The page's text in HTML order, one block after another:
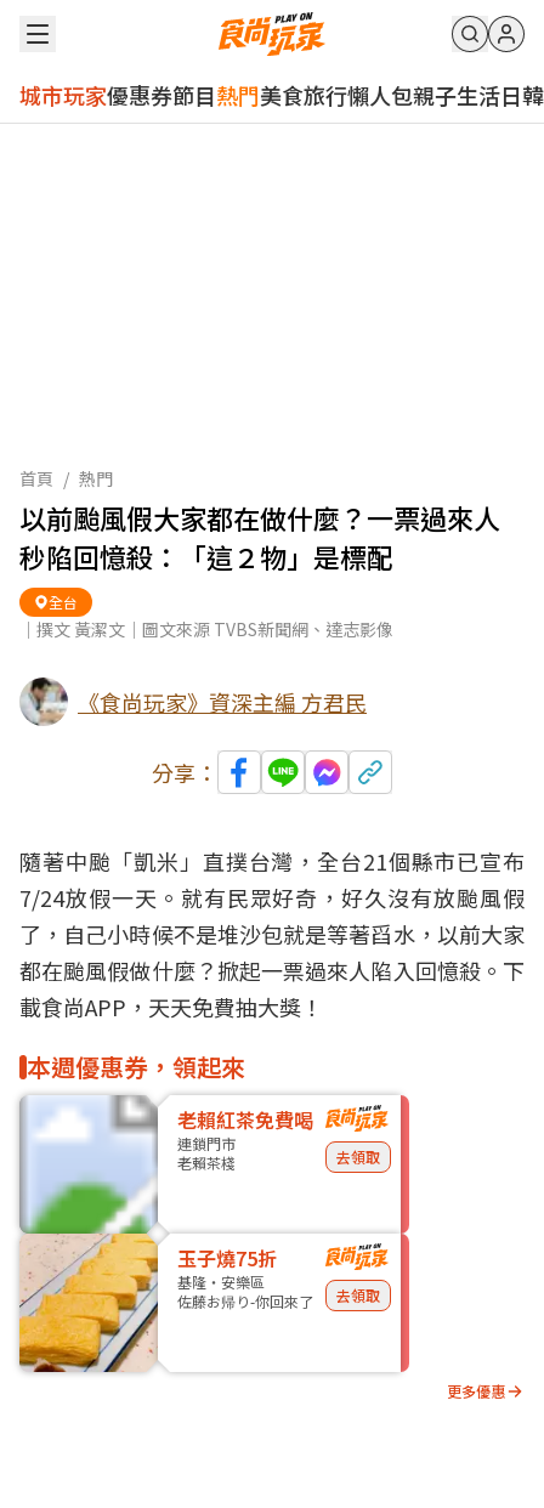
城市玩家優惠券節目熱門美食旅行懶人包親子生活日韓
首頁 / 熱門
以前颱風假大家都在做什麼？一票過來人
秒陷回憶殺：「這２物」是標配
全台
｜撰文 黃潔文｜圖文來源 TVBS新聞網、達志影像
《食尚玩家》資深主編 方君民
分享：
隨著中颱「凱米」直撲台灣，全台21個縣市已宣布
7/24放假一天。就有民眾好奇，好久沒有放颱風假
了，自己小時候不是堆沙包就是等著舀水，以前大家
都在颱風假做什麼？掀起一票過來人陷入回憶殺。 下
載食尚APP，天天免費抽大獎！
本週優惠券，領起來
老賴紅茶免費喝
連鎖門市
老賴茶棧
去領取
玉子燒75折
基隆・安樂區
佐藤お帰り-你回來了
去領取
更多優惠